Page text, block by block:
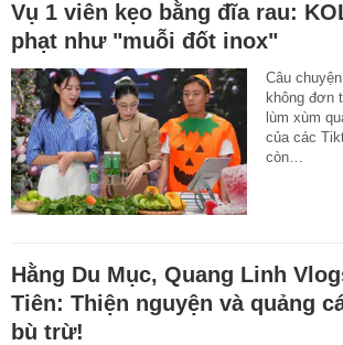
Vụ 1 viên kẹo bằng đĩa rau:
phạt như "muỗi đốt inox"
Câu
không đơn
lùm xùm
của các
còn…
Hằng Du Mục, Quang Linh
Tiên: Thiện nguyện và quảng
bù trừ!